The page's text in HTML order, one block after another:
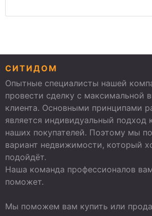
СИТИДОМ
Опытные специалисты нашей
провести сделку с максимальной
клиента. Основными принципами
является индивидуальный подход
наших покупателей. Поэтому мы
вариант недвижимости, который
подойдёт.
Наша команда профессионалов
поможет.
Мы поможем вам купить или